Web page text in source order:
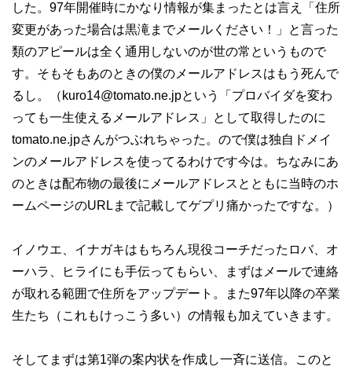
した。97年開催時にかなり情報が集まったとは言え「住所
変更があった場合は黒滝までメールください！」と言った
類のアピールは全く通用しないのが世の常というもので
す。そもそもあのときの僕のメールアドレスはもう死んで
るし。（kuro14@tomato.ne.jpという「プロバイダを変わ
っても一生使えるメールアドレス」として取得したのに
tomato.ne.jpさんがつぶれちゃった。ので僕は独自ドメイ
ンのメールアドレスを使ってるわけです今は。ちなみにあ
のときは配布物の最後にメールアドレスとともに当時のホ
ームページのURLまで記載してゲプリ痛かったですな。）
イノウエ、イナガキはもちろん現役コーチだったロバ、オ
ーハラ、ヒライにも手伝ってもらい、まずはメールで連絡
が取れる範囲で住所をアップデート。また97年以降の卒業
生たち（これもけっこう多い）の情報も加えていきます。
そしてまずは第1弾の案内状を作成し一斉に送信。このと